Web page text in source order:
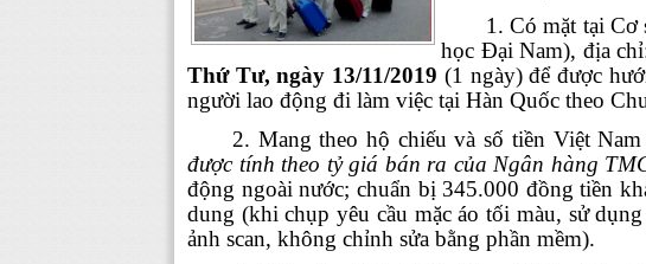
1.Có mặt tại Cơ
học Đại Nam), địa
Thứ Tư, ngày 13/11/2019 (1 ngày) để được
người lao động đi làm việc tại Hàn Quốc theo
2. Mang theo hộ chiếu và số tiền Việt
được tính theo tỷ giá bán ra của Ngân hàng
động ngoài nước; chuẩn bị 345.000 đồng tiền
dung (khi chụp yêu cầu mặc áo tối màu, sử
ảnh scan, không chỉnh sửa bằng phần mềm).